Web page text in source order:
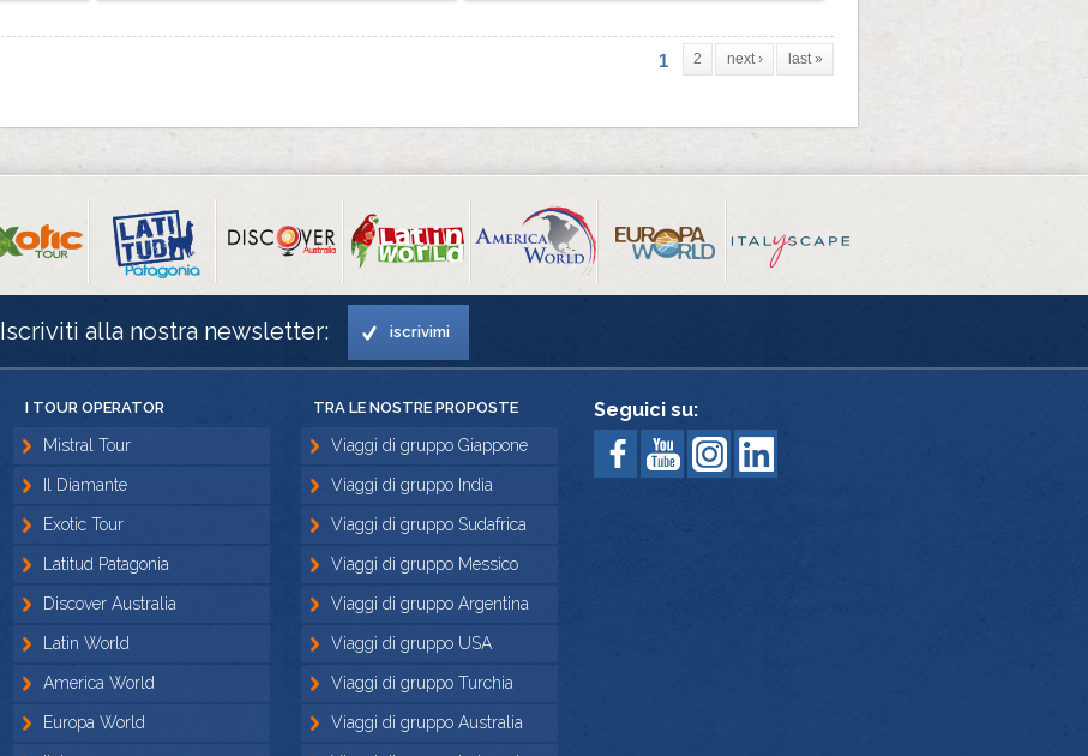
1 2 next › last »
Iscriviti alla nostra newsletter: iscrivimi
I TOUR OPERATOR
Mistral Tour
Il Diamante
Exotic Tour
Latitud Patagonia
Discover Australia
Latin World
America World
Europa World
TRA LE NOSTRE PROPOSTE
Viaggi di gruppo Giappone
Viaggi di gruppo India
Viaggi di gruppo Sudafrica
Viaggi di gruppo Messico
Viaggi di gruppo Argentina
Viaggi di gruppo USA
Viaggi di gruppo Turchia
Viaggi di gruppo Australia
Seguici su: